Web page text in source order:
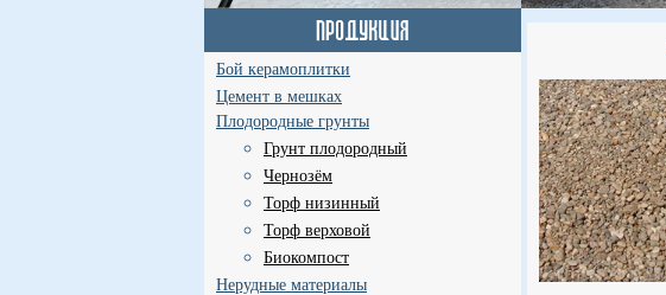
Бой керамоплитки
Цемент в мешках
Плодородные грунты
Грунт плодородный
Чернозём
Торф низинный
Торф верховой
Биокомпост
Нерудные материалы